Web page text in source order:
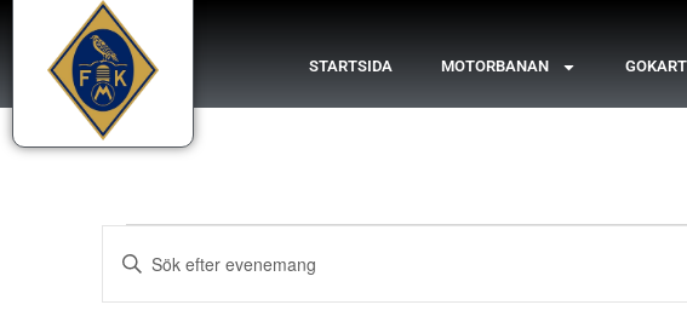
STARTSIDA MOTORBANAN
Evenemang
Search
Ange
nyckelord.
efter